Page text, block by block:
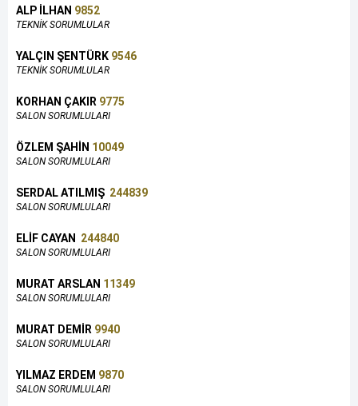
ALP İLHAN 9852
TEKNİK SORUMLULAR
YALÇIN ŞENTÜRK 9546
TEKNİK SORUMLULAR
KORHAN ÇAKIR 9775
SALON SORUMLULARI
ÖZLEM ŞAHİN 10049
SALON SORUMLULARI
SERDAL ATILMIŞ 244839
SALON SORUMLULARI
ELİF CAYAN 244840
SALON SORUMLULARI
MURAT ARSLAN 11349
SALON SORUMLULARI
MURAT DEMİR 9940
SALON SORUMLULARI
YILMAZ ERDEM 9870
SALON SORUMLULARI